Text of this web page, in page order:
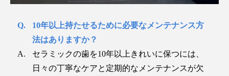
10年以上持たせるために必要なメンテナンス方
法はありますか？
セラミックの歯を10年以上きれいに保つには、
日々の丁寧なケアと定期的なメンテナンスが欠